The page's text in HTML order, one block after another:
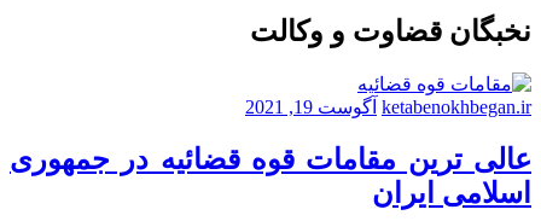
نخبگان قضاوت و وکالت
ketabenokhbegan.ir آگوست 19, 2021
عالی ترین مقامات قوه قضائیه در جمهوری
اسلامی ایران